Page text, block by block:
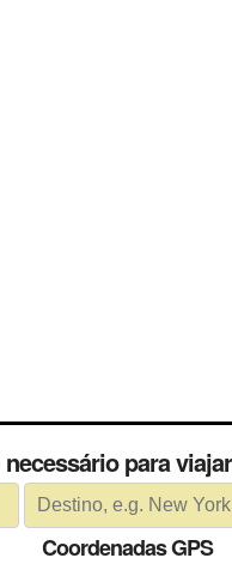
necessário para viajar
Coordenadas GPS